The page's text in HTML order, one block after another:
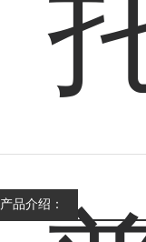
产品介绍：